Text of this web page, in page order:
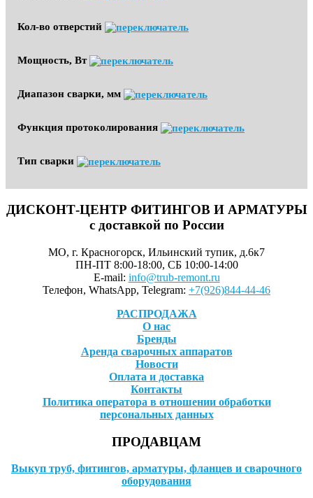
Кол-во отверстий
Мощность, Вт
Диапазон сварки, мм
Функция протоколирования
Тип сварки
ДИСКОНТ-ЦЕНТР ФИТИНГОВ И АРМАТУРЫ
с доставкой по России
МО, г. Красногорск, Ильинский тупик, д.6к7
ПН-ПТ 8:00-18:00, СБ 10:00-14:00
E-mail: info@trub-remont.ru
Телефон, WhatsApp, Telegram: +7(926)844-44-46
РАСПРОДАЖА
О нас
Бренды
Аренда сварочных аппаратов
Новости
Оплата и доставка
Контакты
Политика оператора в отношении обработки
персональных данных
ПРОДАВЦАМ
Выкуп труб, фитингов, арматуры, фланцев и сварочного
оборудования